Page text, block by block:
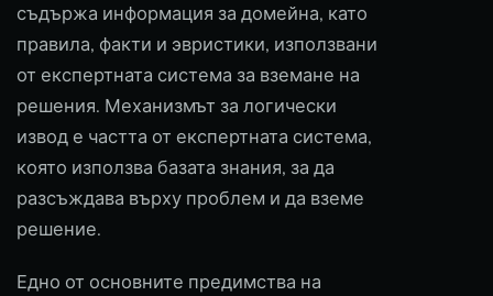
съдържа информация за домейна, като
правила, факти и эвристики, използвани
от експертната система за вземане на
решения. Механизмът за логически
извод е частта от експертната система,
която използва базата знания, за да
разсъждава върху проблем и да вземе
решение.
Едно от основните предимства на